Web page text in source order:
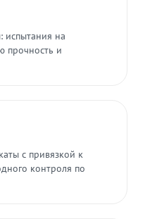
испытания на
прочность и
с привязкой к
контроля по